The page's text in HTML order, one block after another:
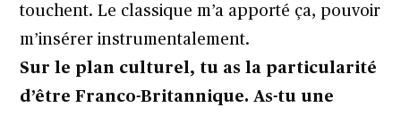
touchent. Le classique m’a apporté ça, pouvoir
m’insérer instrumentalement.
Sur le plan culturel, tu as la particularité
d’être Franco-Britannique. As-tu une